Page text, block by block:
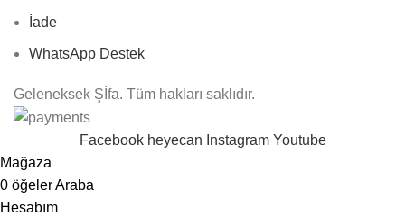
İade
WhatsApp Destek
Geleneksek Şİfa. Tüm hakları saklıdır.
Facebook heyecan Instagram Youtube
Mağaza
0 öğelerAraba
Hesabım